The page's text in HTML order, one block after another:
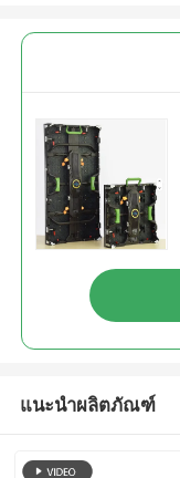
แนะนำผลิตภัณฑ์